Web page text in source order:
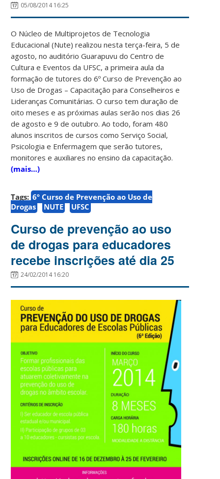
05/08/2014 16:25
O Núcleo de Multiprojetos de Tecnologia
Educacional (Nute) realizou nesta terça-feira, 5 de
agosto, no auditório Guarapuvu do Centro de
Cultura e Eventos da UFSC, a primeira aula da
formação de tutores do 6º Curso de Prevenção ao
Uso de Drogas – Capacitação para Conselheiros e
Lideranças Comunitárias. O curso tem duração de
oito meses e as próximas aulas serão nos dias 26
de agosto e 9 de outubro. Ao todo, foram 480
alunos inscritos de cursos como Serviço Social,
Psicologia e Enfermagem que serão tutores,
monitores e auxiliares no ensino da capacitação.
(mais…)
Tags: 6º Curso de Prevenção ao Uso de
Drogas
NUTE UFSC
Curso de prevenção ao uso
de drogas para educadores
recebe inscrições até dia 25
24/02/2014 16:20